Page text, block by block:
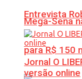
Mega-Sena
para R$ 150
Entrevista
Jornal O
versão online